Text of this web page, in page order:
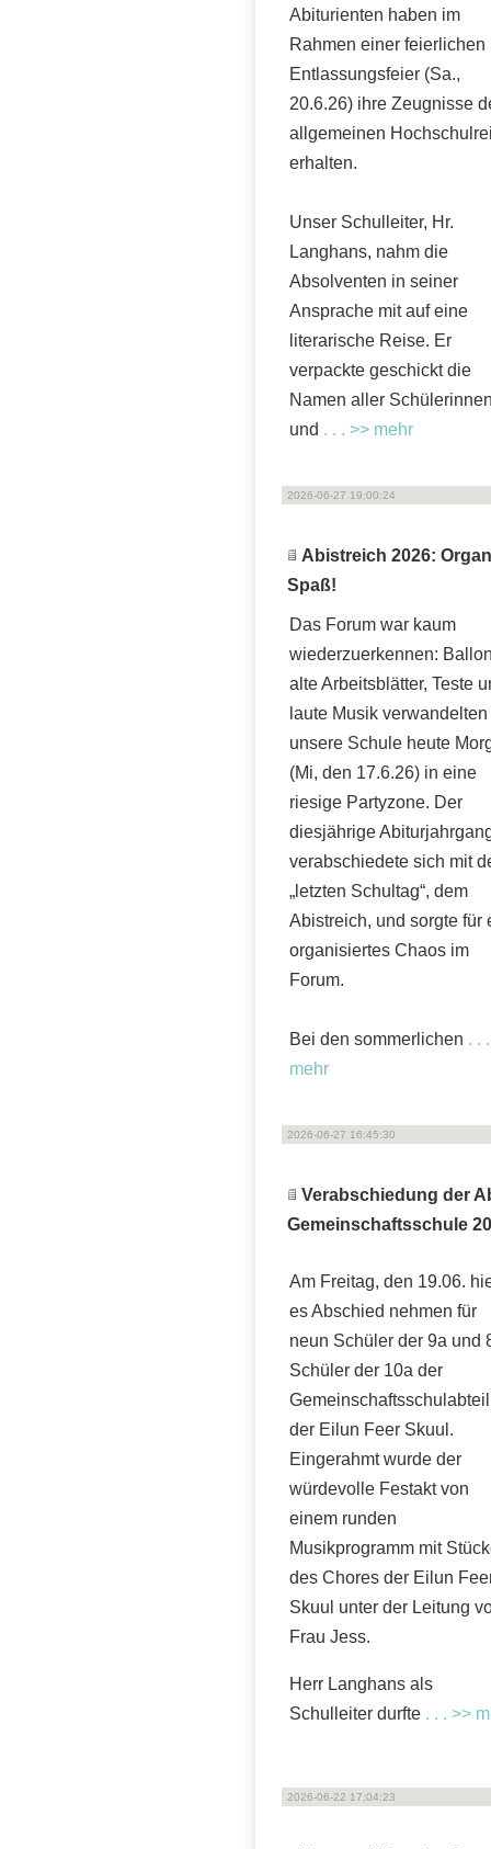
Abiturienten haben im
Rahmen einer feierlichen
Entlassungsfeier (Sa.,
20.6.26) ihre Zeugnisse
allgemeinen
erhalten.
Unser Schulleiter, Hr.
Langhans, nahm die
Absolventen in seiner
Ansprache mit auf eine
literarische Reise. Er
verpackte geschickt die
Namen aller
und . . . >> mehr
2026-06-27 19:00:24
Abistreich 2026:
Spaß!
Das Forum war kaum
wiederzuerkennen:
alte Arbeitsblätter, Teste
laute Musik verwandelten
unsere Schule heute
(Mi, den 17.6.26) in eine
riesige Partyzone. Der
diesjährige
verabschiedete sich mit
„letzten Schultag“, dem
Abistreich, und sorgte für
organisiertes Chaos im
Forum.
Bei den sommerlichen . .
mehr
2026-06-27 16:45:30
Verabschiedung der
Gemeinschaftsschule
Am Freitag, den 19.06.
es Abschied nehmen für
neun Schüler der 9a und
Schüler der 10a der
der Eilun Feer Skuul.
Eingerahmt wurde der
würdevolle Festakt von
einem runden
Musikprogramm mit
des Chores der Eilun
Skuul unter der Leitung
Frau Jess.
Herr Langhans als
Schulleiter durfte . . . >>
2026-06-22 17:04:23